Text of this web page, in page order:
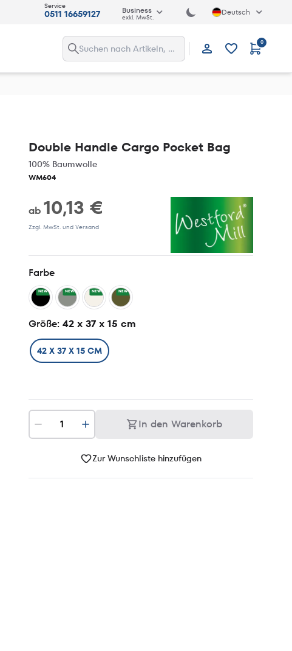
Service
0511 16659127 Business
exkl. MwSt. Deutsch
Anmelden
0
Double Handle Cargo Pocket Bag
100% Baumwolle
WM604
ab 10,13 €
Zzgl. MwSt. und Versand
Farbe
NEW NEW NEW NEW
Größe: 42 x 37 x 15 cm
42 X 37 X 15 CM
In den Warenkorb
Zur Wunschliste hinzufügen